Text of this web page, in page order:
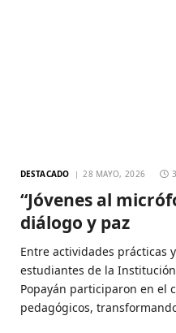
DESTACADO 28 MAYO, 2026
“Jóvenes al
diálogo y paz
Entre actividades prácticas
estudiantes de la
Popayán participaron en el
pedagógicos,